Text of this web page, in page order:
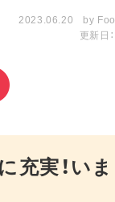
2023.06.20 by
更新日
充実！いま